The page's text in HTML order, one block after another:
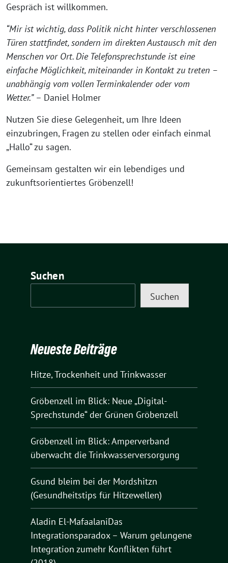
Gespräch ist willkommen.
“Mir ist wichtig, dass Politik nicht hinter verschlossenen
Türen stattfindet, sondern im direkten Austausch mit den
Menschen vor Ort. Die Telefonsprechstunde ist eine
einfache Möglichkeit, miteinander in Kontakt zu treten –
unabhängig vom vollen Terminkalender oder vom
Wetter.”– Daniel Holmer
Nutzen Sie diese Gelegenheit, um Ihre Ideen
einzubringen, Fragen zu stellen oder einfach einmal
„Hallo“ zu sagen.
Gemeinsam gestalten wir ein lebendiges und
zukunftsorientiertes Gröbenzell!
Suchen
Suchen
Neueste Beiträge
Hitze, Trockenheit und Trinkwasser
Gröbenzell im Blick: Neue „Digital-
Sprechstunde“ der Grünen Gröbenzell
Gröbenzell im Blick: Amperverband
überwacht die Trinkwasserversorgung
Gsund bleim bei der Mordshitzn
(Gesundheitstips für Hitzewellen)
Aladin El-MafaalaniDas
Integrationsparadox – Warum gelungene
Integration zumehr Konflikten führt